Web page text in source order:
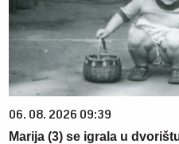
06. 08. 2026 09:39
Marija (3) se igrala u